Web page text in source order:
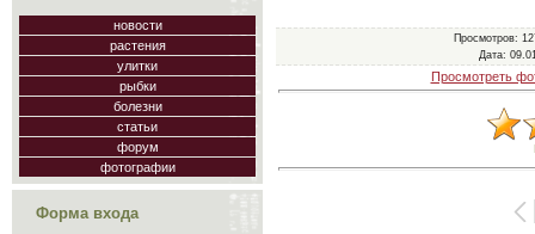
новости
растения
улитки
рыбки
болезни
статьи
форум
фотографии
Форма входа
Просмотров:
Дата:
Просмотреть